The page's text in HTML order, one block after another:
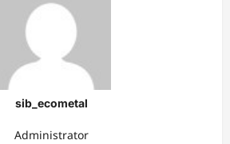
sib_ecometal
Administrator